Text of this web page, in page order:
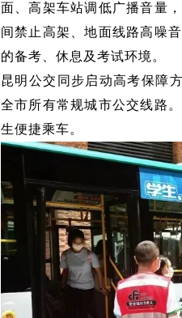
面、高架车站调低广播音量
间禁止高架、地面线路高噪
的备考、休息及考试环境。
昆明公交同步启动高考保障
全市所有常规城市公交线路
生便捷乘车。